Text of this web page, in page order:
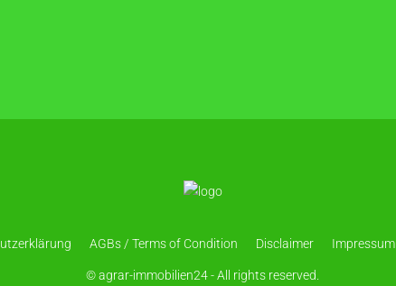
AGBs / Terms of Condition Disclaimer Impressum
© agrar-immobilien24 - All rights reserved.